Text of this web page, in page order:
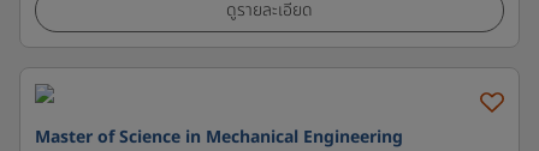
ดูรายละเอียด
Master of Science in Mechanical Engineering